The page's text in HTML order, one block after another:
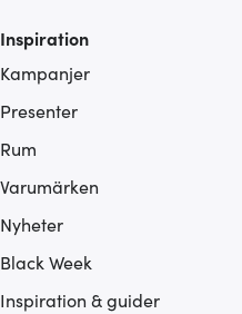
Inspiration
Kampanjer
Presenter
Rum
Varumärken
Nyheter
Black Week
Inspiration & guider